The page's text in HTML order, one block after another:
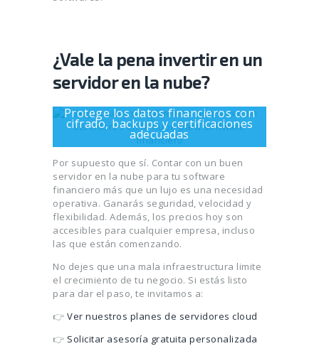
¿Vale la pena invertir en un
servidor en la nube?
Protege los datos financieros con
cifrado, backups y certificaciones
adecuadas
Por supuesto que sí. Contar con un buen
servidor en la nube para tu software
financiero más que un lujo es una necesidad
operativa. Ganarás seguridad, velocidad y
flexibilidad. Además, los precios hoy son
accesibles para cualquier empresa, incluso
las que están comenzando.
No dejes que una mala infraestructura limite
el crecimiento de tu negocio. Si estás listo
para dar el paso, te invitamos a:
👉 Ver nuestros planes de servidores cloud
👉 Solicitar asesoría gratuita personalizada